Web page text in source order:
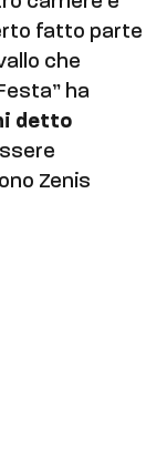
fatto parte
che
ha
detto
Zenis